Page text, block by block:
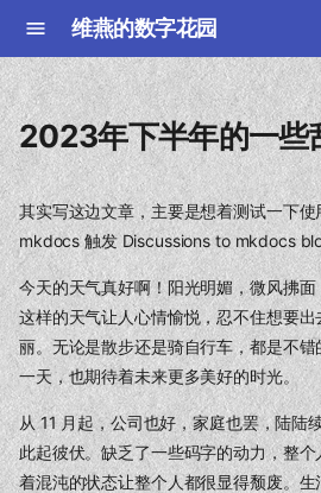
维燕的数字花园
键
入
以
开
始
搜
索
2023年下半年的一些
其实写这边文章，主要是想着测试一下
mkdocs 触发 Discussions to mkdocs
今天的天气真好啊！阳光明媚，微风拂
这样的天气让人心情愉悦，忍不住想要
丽。无论是散步还是骑自行车，都是不
一天，也期待着未来更多美好的时光。
从 11 月起，公司也好，家庭也罢，陆陆
此起彼伏。缺乏了一些码字的动力，整
着混沌的状态让整个人都很显得颓废。